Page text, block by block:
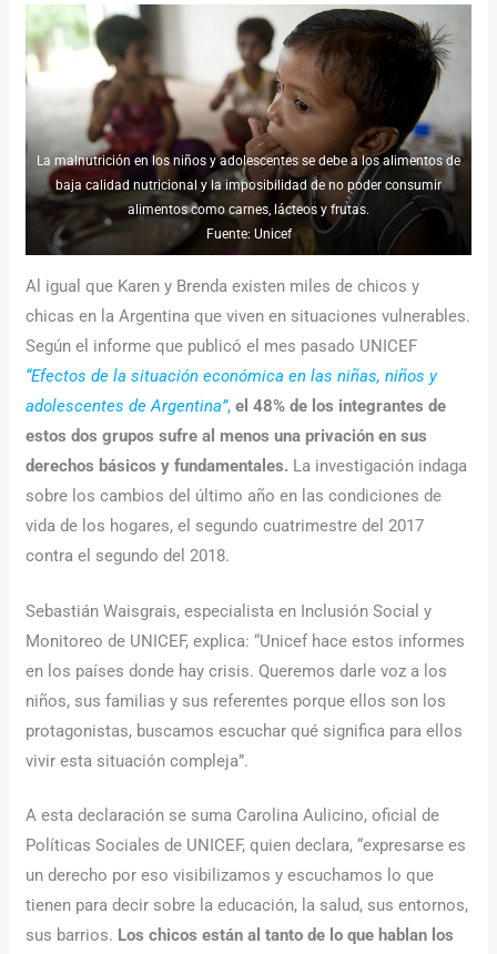
La malnutrición en los niños y adolescentes se debe a los alimentos de
baja calidad nutricional y la imposibilidad de no poder consumir
alimentos como carnes, lácteos y frutas.
Fuente: Unicef
Al igual que Karen y Brenda existen miles de chicos y
chicas en la Argentina que viven en situaciones vulnerables.
Según el informe que publicó el mes pasado UNICEF
“Efectos de la situación económica en las niñas, niños y
adolescentes de Argentina”, el 48% de los integrantes de
estos dos grupos sufre al menos una privación en sus
derechos básicos y fundamentales. La investigación indaga
sobre los cambios del último año en las condiciones de
vida de los hogares, el segundo cuatrimestre del 2017
contra el segundo del 2018.
Sebastián Waisgrais, especialista en Inclusión Social y
Monitoreo de UNICEF, explica: “Unicef hace estos informes
en los países donde hay crisis. Queremos darle voz a los
niños, sus familias y sus referentes porque ellos son los
protagonistas, buscamos escuchar qué significa para ellos
vivir esta situación compleja”.
A esta declaración se suma Carolina Aulicino, oficial de
Políticas Sociales de UNICEF, quien declara, “expresarse es
un derecho por eso visibilizamos y escuchamos lo que
tienen para decir sobre la educación, la salud, sus entornos,
sus barrios. Los chicos están al tanto de lo que hablan los